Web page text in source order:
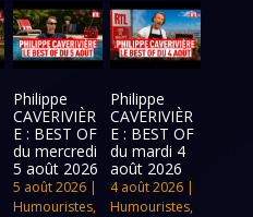
Philippe
CAVERIVIÈR
E : BEST OF
du mercredi
5 août 2026
5 août 2026|
Humouristes,
Philippe
CAVERIVIÈR
E : BEST OF
du mardi 4
août 2026
4 août 2026 |
Humouristes,